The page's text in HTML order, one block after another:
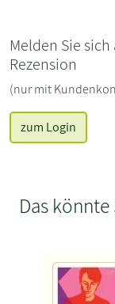
Melden Sie
Rezension
(nur mit
zum Login
Das